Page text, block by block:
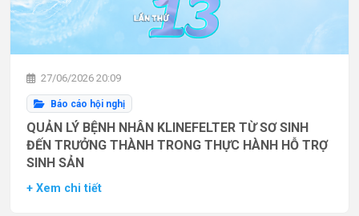
27/06/2026 20:09
Báo cáo hội nghị
QUẢN LÝ BỆNH NHÂN KLINEFELTER TỪ SƠ SINH
ĐẾN TRƯỞNG THÀNH TRONG THỰC HÀNH HỖ TRỢ
SINH SẢN
+ Xem chi tiết